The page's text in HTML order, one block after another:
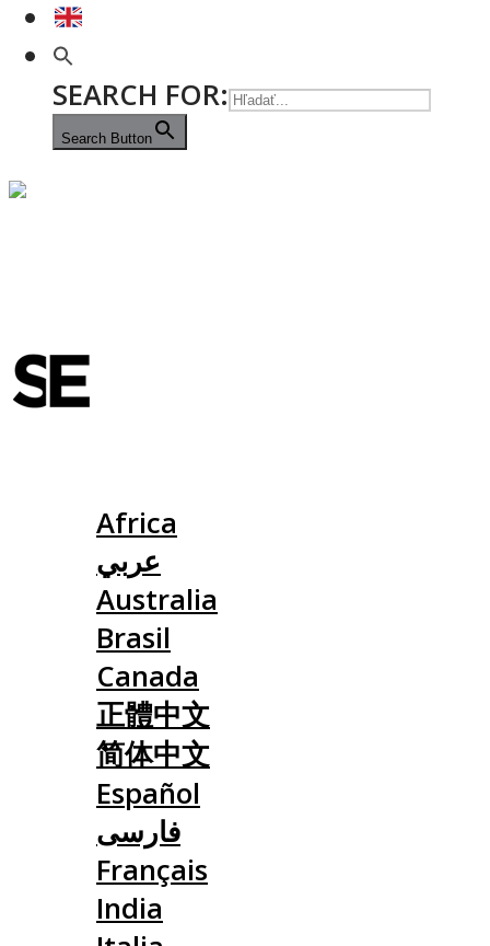
SEARCH FOR:
Search Button
Africa
عربي
Australia
Brasil
Canada
正體中文
简体中文
Español
فارسی
Français
India